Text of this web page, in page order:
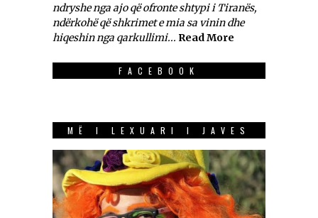
ndryshe nga ajo që ofronte shtypi i Tiranës,
ndërkohë që shkrimet e mia sa vinin dhe
hiqeshin nga qarkullimi... Read More
FACEBOOK
MË I LEXUARI I JAVES